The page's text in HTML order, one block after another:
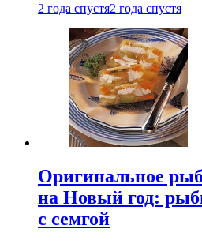
2 года спустя2 года спустя
Оригинальное
на Новый год:
с семгой